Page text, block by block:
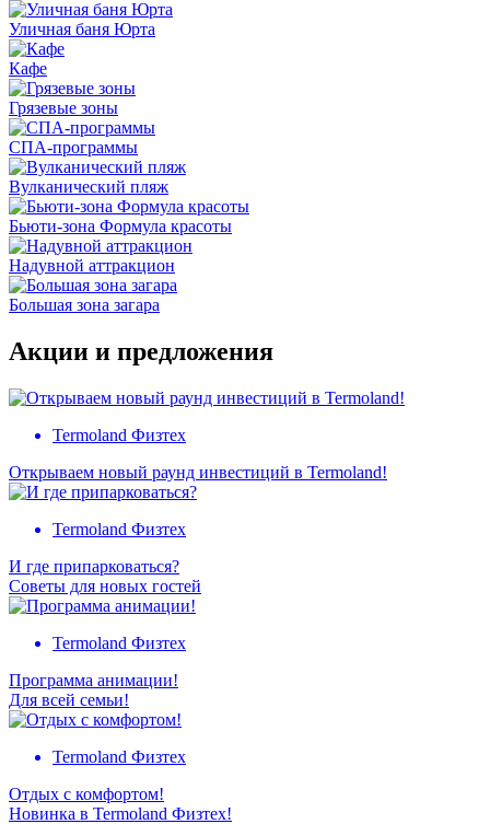
Уличная баня Юрта
Кафе
Грязевые зоны
СПА-программы
Вулканический пляж
Бьюти-зона Формула красоты
Надувной аттракцион
Большая зона загара
Акции и предложения
Termoland Физтех
Открываем новый раунд инвестиций в Termoland!
Termoland Физтех
И где припарковаться?
Советы для новых гостей
Termoland Физтех
Программа анимации!
Для всей семьи!
Termoland Физтех
Отдых с комфортом!
Новинка в Termoland Физтех!